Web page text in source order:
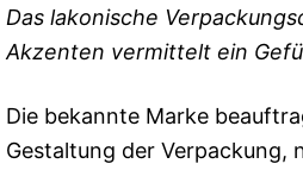
Das lakonische
Akzenten vermittelt ein
Die bekannte Marke
Gestaltung der Verpackung,